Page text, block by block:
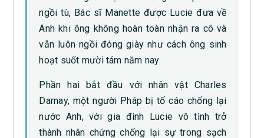
ngồi tù, Bác sĩ Manette được Lucie đưa về
Anh khi ông không hoàn toàn nhận ra cô và
vẫn luôn ngồi đóng giày như cách ông sinh
hoạt suốt mười tám năm nay.
Phần hai bắt đầu với nhân vật Charles
Darnay, một người Pháp bị tố cáo chống lại
nước Anh, với gia đình Lucie vô tình trở
thành nhân chứng chống lại sự trong sạch